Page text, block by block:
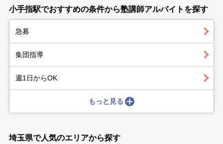
小手指駅でおすすめの条件から塾講師アルバイトを探す
急募
集団指導
週1日からOK
もっと見る
埼玉県で人気のエリアから探す